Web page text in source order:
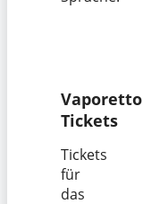
Vaporetto
Tickets
Tickets
für
das